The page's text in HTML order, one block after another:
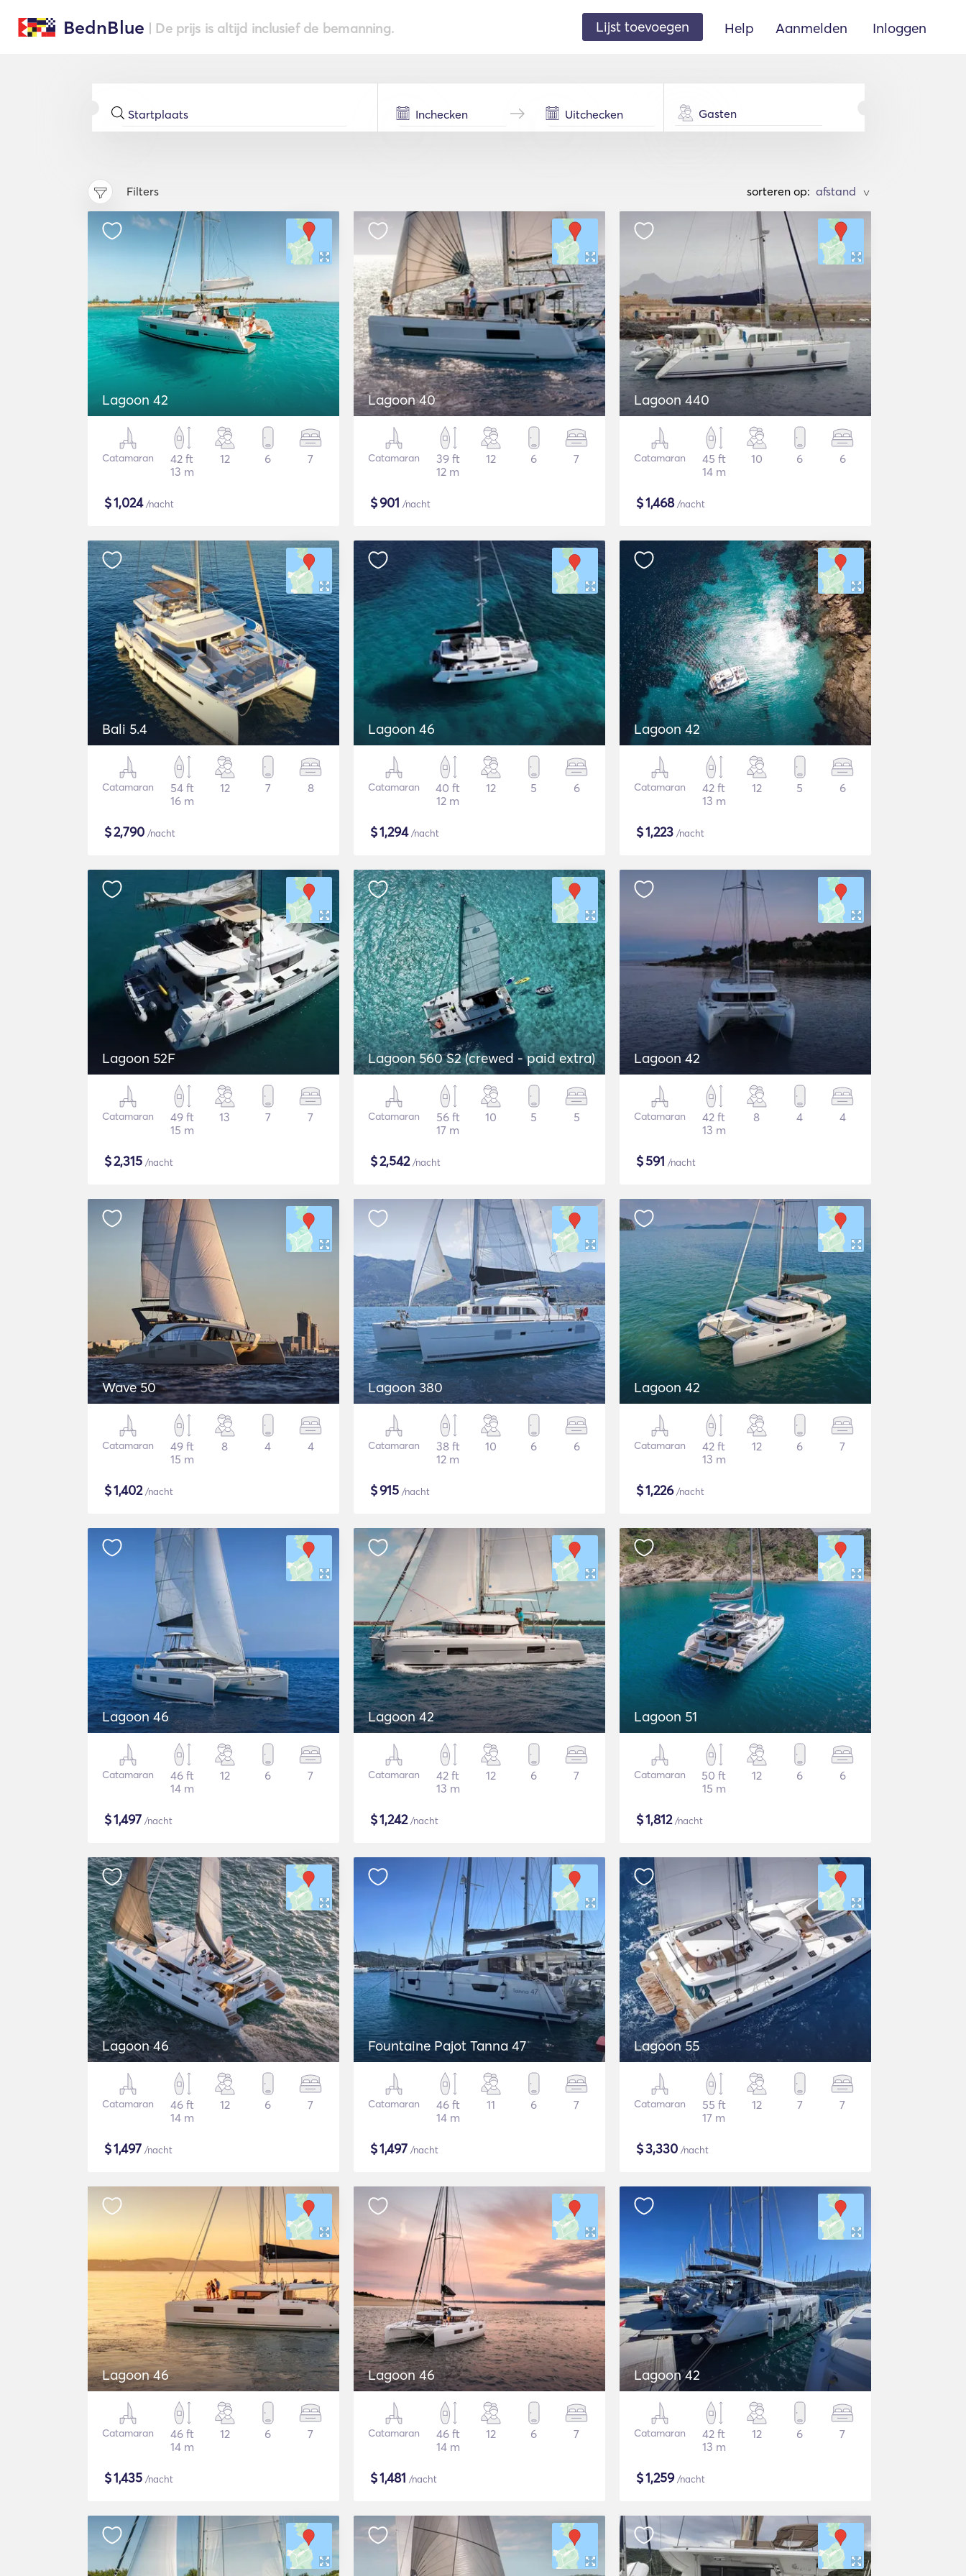
BednBlue | De prijs is altijd inclusief de bemanning. Lijst toevoegen Help Aanmelden Inloggen
Gasten
Filters sorteren op: >
Lagoon 42
Catamaran
42 ft
13 m
12 6 7
$1,024/nacht
Lagoon 40
Catamaran
39 ft
12 m
12 6 7
$901 /nacht
Lagoon 440
Catamaran
45 ft
14 m
10 6 6
$1,468/nacht
Bali 5.4
Catamaran
54 ft
16 m
12 7 8
$2,790 /nacht
Lagoon 46
Catamaran
40 ft
12 m
12 5 6
$1,294/nacht
Lagoon 42
Catamaran
42 ft
13 m
12 5 6
$1,223 /nacht
Lagoon 52F
Catamaran
49 ft
15 m
13 7 7
$2,315 /nacht
Lagoon 560 S2 (crewed - paid extra)
Catamaran
56 ft
17 m
10 5 5
$2,542/nacht
Lagoon 42
Catamaran
42 ft
13 m
8 4 4
$591 /nacht
Wave 50
Catamaran
49 ft
15 m
8 4 4
$1,402/nacht
Lagoon 380
Catamaran
38 ft
12 m
10 6 6
$915 /nacht
Lagoon 42
Catamaran
42 ft
13 m
12 6 7
$1,226/nacht
Lagoon 46
Catamaran
46 ft
14 m
12 6 7
$1,497 /nacht
Lagoon 42
Catamaran
42 ft
13 m
12 6 7
$1,242/nacht
Lagoon 51
Catamaran
50 ft
15 m
12 6 6
$1,812/nacht
Lagoon 46
Catamaran
46 ft
14 m
12 6 7
$1,497 /nacht
Fountaine Pajot Tanna 47
Catamaran
46 ft
14 m
11 6 7
$1,497 /nacht
Lagoon 55
Catamaran
55 ft
17 m
12 7 7
$3,330 /nacht
Lagoon 46
Catamaran
46 ft
14 m
12 6 7
$1,435 /nacht
Lagoon 46
Catamaran
46 ft
14 m
12 6 7
$1,481 /nacht
Lagoon 42
Catamaran
42 ft
13 m
12 6 7
$1,259/nacht